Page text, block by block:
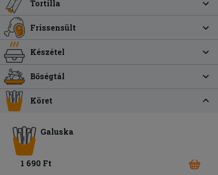
Tortilla
Frissensült
Készétel
Bőségtál
Köret
Galuska
1 690 Ft